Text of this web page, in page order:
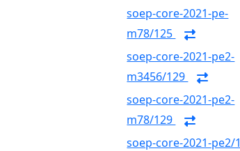
soep-core-2021-pe-
m78/125
soep-core-2021-pe2-
m3456/129
soep-core-2021-pe2-
m78/129
soep-core-2021-pe2/